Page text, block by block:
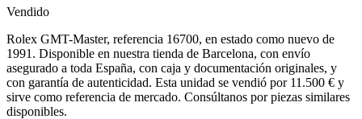
Vendido
Rolex GMT-Master, referencia 16700, en estado como nuevo de
1991. Disponible en nuestra tienda de Barcelona, con envío
asegurado a toda España, con caja y documentación originales, y
con garantía de autenticidad. Esta unidad se vendió por 11.500 € y
sirve como referencia de mercado. Consúltanos por piezas similares
disponibles.